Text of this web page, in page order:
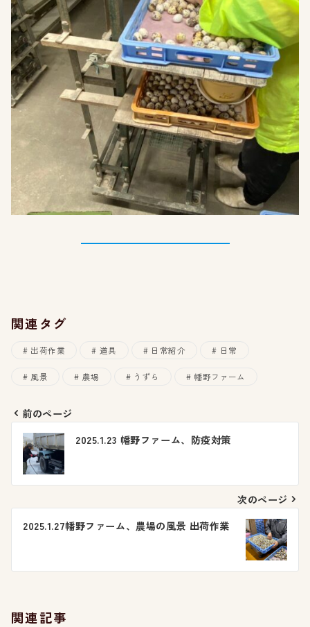
関連タグ
出荷作業 道具 日常紹介 日常
風景 農場 うずら 幡野ファーム
投
稿
ビ
シ
前のページ
2025.1.23 幡野ファーム、防疫対策
次のページ
2025.1.27幡野ファーム、農場の風景 出荷作業
関連記事